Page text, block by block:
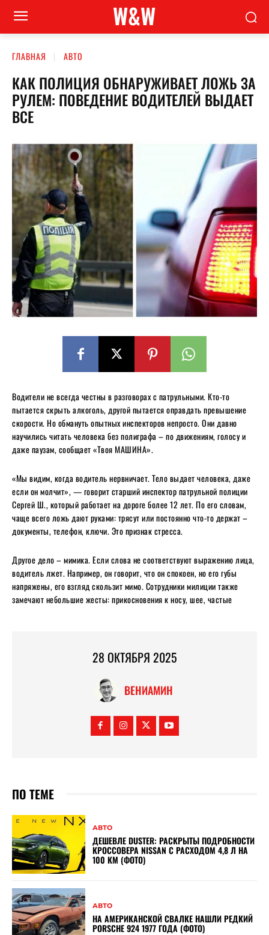
W&W
ГЛАВНАЯ АВТО
КАК ПОЛИЦИЯ ОБНАРУЖИВАЕТ ЛОЖЬ ЗА
РУЛЕМ: ПОВЕДЕНИЕ ВОДИТЕЛЕЙ ВЫДАЕТ
ВСЕ
Водители не всегда честны в разговорах с патрульными. Кто-то
пытается скрыть алкоголь, другой пытается оправдать превышение
скорости. Но обмануть опытных инспекторов непросто. Они давно
научились читать человека без полиграфа – по движениям, голосу и
даже паузам, сообщает «Твоя МАШИНА».
«Мы видим, когда водитель нервничает. Тело выдает человека, даже
если он молчит», — говорит старший инспектор патрульной полиции
Сергей Ш., который работает на дороге более 12 лет. По его словам,
чаще всего ложь дают руками: трясут или постоянно что-то держат –
документы, телефон, ключи. Это признак стресса.
Другое дело – мимика. Если слова не соответствуют выражению лица,
водитель лжет. Например, он говорит, что он спокоен, но его губы
напряжены, его взгляд скользит мимо. Сотрудники милиции также
замечают небольшие жесты: прикосновения к носу, шее, частые
28 ОКТЯБРЯ 2025
ВЕНИАМИН
ПО ТЕМЕ
АВТО
ДЕШЕВЛЕ DUSTER: РАСКРЫТЫ ПОДРОБНОСТИ
КРОССОВЕРА NISSAN С РАСХОДОМ 4,8 Л НА
100 КМ (ФОТО)
АВТО
НА АМЕРИКАНСКОЙ СВАЛКЕ НАШЛИ РЕДКИЙ
PORSCHE 924 1977 ГОДА (ФОТО)